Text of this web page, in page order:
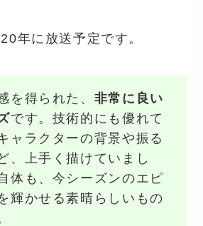
年に放送予定です。
を得られた、 非常に良い
です。技術的にも優れて
ャラクターの背景や振る
、上手く描けていまし
体も、今シーズンのエピ
輝かせる素晴らしいもの